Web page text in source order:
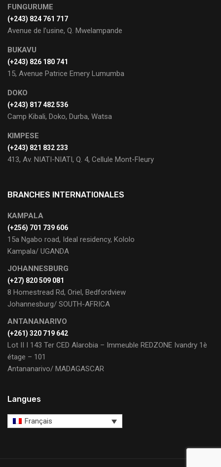
FUNGURUME
(+243) 824 761 717
Avenue de l’usine, Q. Mwelampande
BUKAVU
(+243) 826 180 741
15, Avenue Patrice Emery Lumumba
DOKO
(+243) 817 482 536
Camp Kibali, Doko, Durba, Watsa
KIMPESE
(+243) 821 832 233
413, Av. NIATI-NIATI, Q. 4, Cellule Mont-Fleury
BRANCHES INTERNATIONALES
KAMPALA
(+256) 701 739 606
15a Ngabo road, Ideal residency, Kololo
Kampala/ UGANDA
JOHANNESBURG
(+27) 820 509 081
8 Homestread Rd, Oriel, Bedfordview
Johannesburg/ SOUTH-AFRICA
ANTANANARIVO
(+261) 320 719 642
Lot II I 143 Ter CED Alarobia – Immeuble REDZONE Ivandry 1è
étage – 101
Antananarivo/ MADAGASCAR
Langues
Français